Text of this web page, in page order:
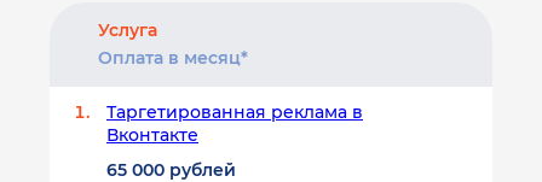
Услуга
Оплата в месяц*
Таргетированная реклама в
Вконтакте
65 000 рублей